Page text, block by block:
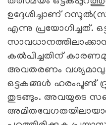
ഉദ്ദേശിച്ചാണ്
എന്നു പ്രയോഗിച്ചത്.
കല്‍പിച്ചതിന്
അവതരണം
ഒട്ടകങ്ങള്‍ ഹരംപൂണ്ട്
തുടങ്ങും. അവയുടെ